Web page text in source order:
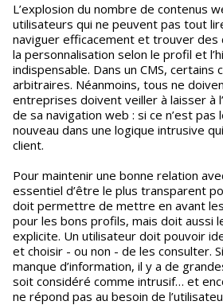
L’explosion du nombre de contenus
utilisateurs qui ne peuvent pas tout
naviguer efficacement et trouver des
la personnalisation selon le profil et
indispensable. Dans un CMS,
arbitraires. Néanmoins, tous ne
entreprises doivent veiller à laisser à
de sa navigation web : si ce n’est pas
nouveau dans une logique intrusive
client.
Pour maintenir une bonne relation
essentiel d’être le plus transparent
doit permettre de mettre en avant
pour les bons profils, mais doit aussi
explicite. Un utilisateur doit pouvoir
et choisir - ou non - de les consulter.
manque d’information, il y a de
soit considéré comme intrusif… et
ne répond pas au besoin de